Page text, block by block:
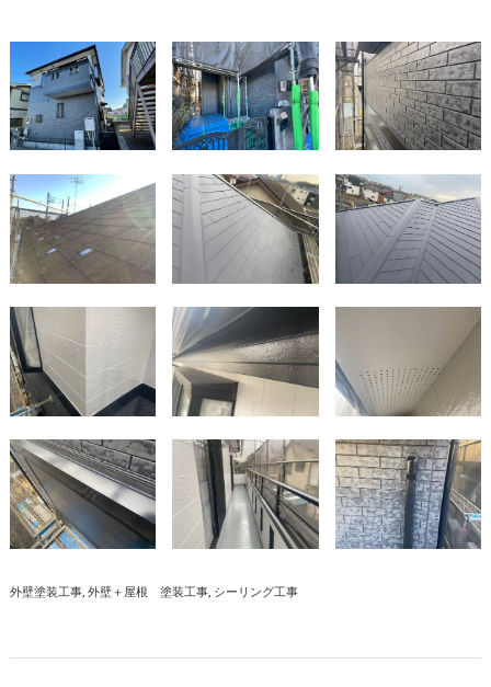
外壁塗装工事 外壁＋屋根 塗装工事 シーリング工事